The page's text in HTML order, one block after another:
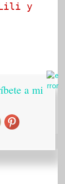
Lili y
a mi